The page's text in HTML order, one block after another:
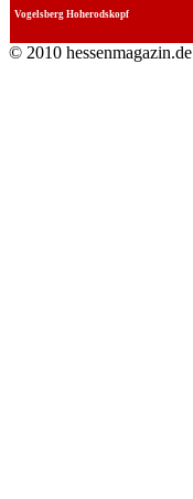
Vogelsberg Hoherodskopf
© 2010 hessenmagazin.de